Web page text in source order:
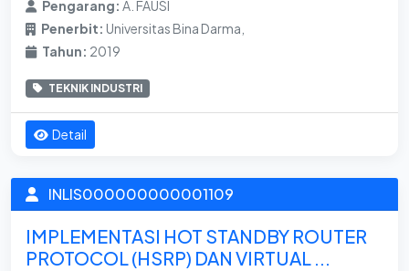
Pengarang: A. FAUSI
Penerbit: Universitas Bina Darma,
Tahun: 2019
TEKNIK INDUSTRI
Detail
INLIS000000000001109
IMPLEMENTASI HOT STANDBY ROUTER
PROTOCOL (HSRP) DAN VIRTUAL ...